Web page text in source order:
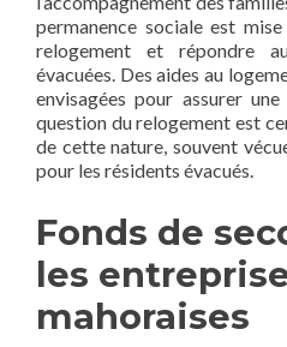
permanence sociale est
relogement et répondre
évacuées. Des aides au
envisagées pour assurer
question du relogement est
de cette nature, souvent
pour les résidents évacués.
Fonds de
les
mahoraises